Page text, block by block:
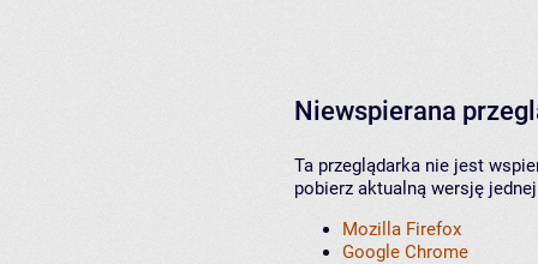
Niewspierana
Ta przeglądarka nie jest
pobierz aktualną wersję
Mozilla Firefox
Google Chrome